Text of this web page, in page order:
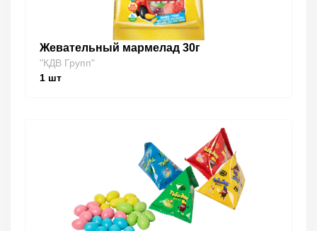
Жевательный мармелад 30г
"КДВ Групп"
1 шт